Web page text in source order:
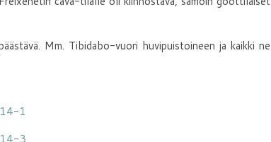
Mm. Tibidabo-vuori huvipuistoineen ja kaikki ne